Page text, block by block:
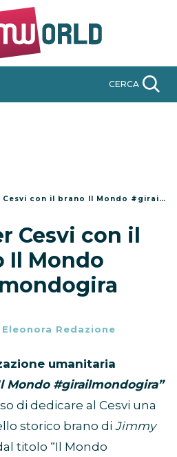
CERCA
con il brano Il Mondo #girailmondogira
Cesvi con il
Il Mondo
Eleonora Redazione
umanitaria
Mondo #girailmondogira”
di dedicare al Cesvi una
storico brano di Jimmy
titolo “Il Mondo